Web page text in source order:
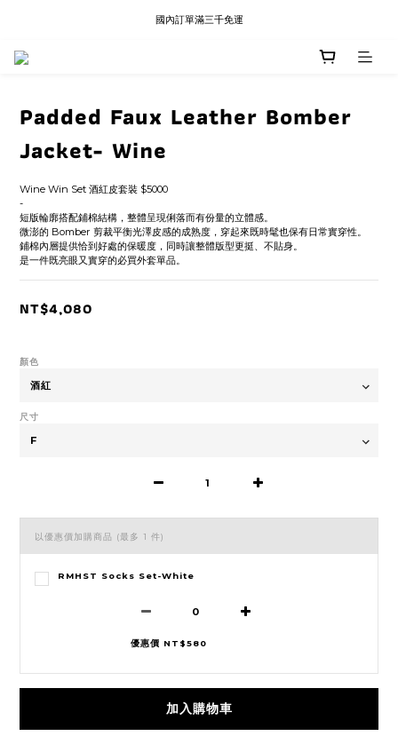
LINE 快速登入功能暫停使用公告
國內訂單滿三千免運
Padded Faux Leather Bomber
Jacket- Wine
Wine Win Set 酒紅皮套裝 $5000
-
短版輪廓搭配鋪棉結構，整體呈現俐落而有份量的立體感。
微澎的 Bomber 剪裁平衡光澤皮感的成熟度，穿起來既時髦也保有日常實穿性。
鋪棉內層提供恰到好處的保暖度，同時讓整體版型更挺、不貼身。
是一件既亮眼又實穿的必買外套單品。
NT$4,080
顏色
尺寸
以優惠價加購商品 (最多 1 件)
RMHST Socks Set-White
優惠價 NT$580
加入購物車